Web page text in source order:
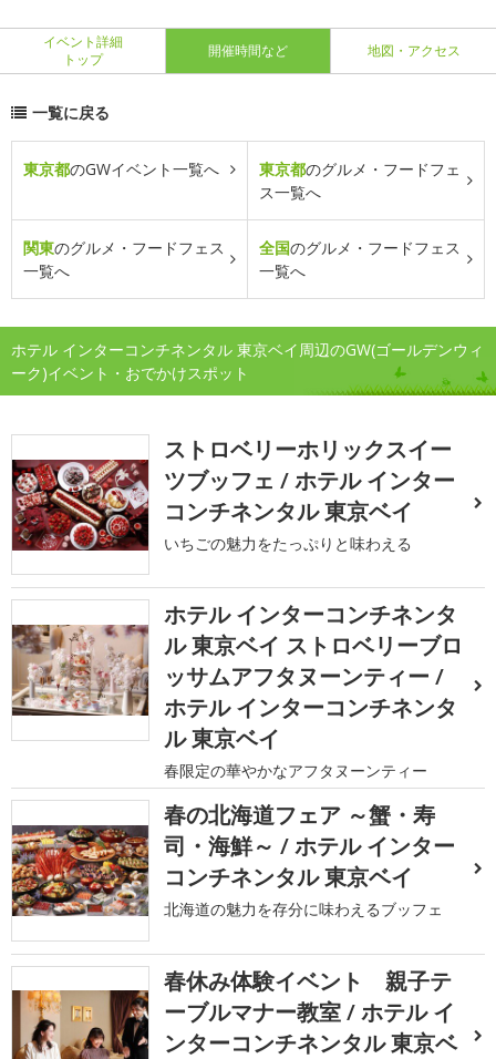
イベント詳細
トップ
開催時間など 地図・アクセス
一覧に戻る
東京都のGWイベント一覧へ 東京都のグルメ・フードフェ
ス一覧へ
関東のグルメ・フードフェス
一覧へ
全国のグルメ・フードフェス
一覧へ
ホテル インターコンチネンタル 東京ベイ周辺のGW(ゴールデンウィ
ーク)イベント・おでかけスポット
ストロベリーホリックスイー
ツブッフェ / ホテル インター
コンチネンタル 東京ベイ
いちごの魅力をたっぷりと味わえる
ホテル インターコンチネンタ
ル 東京ベイ ストロベリーブロ
ッサムアフタヌーンティー /
ホテル インターコンチネンタ
ル 東京ベイ
春限定の華やかなアフタヌーンティー
春の北海道フェア ～蟹・寿
司・海鮮～ / ホテル インター
コンチネンタル 東京ベイ
北海道の魅力を存分に味わえるブッフェ
春休み体験イベント 親子テ
ーブルマナー教室 / ホテル イ
ンターコンチネンタル 東京ベ